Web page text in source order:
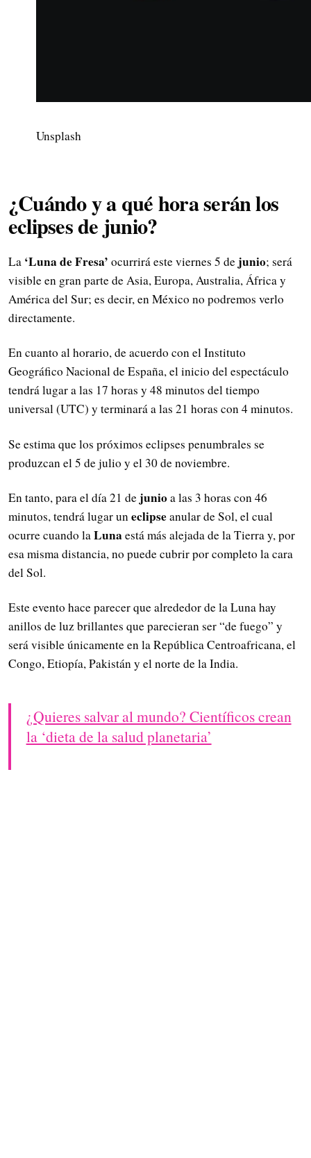
Unsplash
¿Cuándo y a qué hora serán los
eclipses de junio?
La ‘Luna de Fresa’ ocurrirá este viernes 5 de junio; será
visible en gran parte de Asia, Europa, Australia, África y
América del Sur; es decir, en México no podremos verlo
directamente.
En cuanto al horario, de acuerdo con el Instituto
Geográfico Nacional de España, el inicio del espectáculo
tendrá lugar a las 17 horas y 48 minutos del tiempo
universal (UTC) y terminará a las 21 horas con 4 minutos.
Se estima que los próximos eclipses penumbrales se
produzcan el 5 de julio y el 30 de noviembre.
En tanto, para el día 21 de junioa las 3 horas con 46
minutos, tendrá lugar uneclipseanular de Sol, el cual
ocurre cuando laLuna está más alejada de la Tierra y, por
esa misma distancia, no puede cubrir por completo la cara
del Sol.
Este evento hace parecer que alrededor de la Luna hay
anillos de luz brillantes que parecieran ser “de fuego” y
será visible únicamente en la República Centroafricana, el
Congo, Etiopía, Pakistán y el norte de la India.
¿Quieres salvar al mundo? Científicos crean
la ‘dieta de la salud planetaria’